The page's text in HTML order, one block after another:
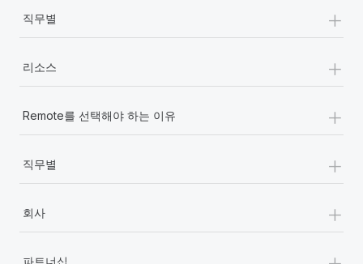
직무별 +
리소스 +
Remote를 선택해야 하는 이유 +
직무별 +
회사 +